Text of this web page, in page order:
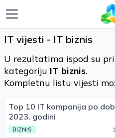
IT vijesti - IT biznis
U rezultatima ispod su
kategoriju IT biznis.
Kompletnu listu vijesti
Top 10 IT kompanija po
2023. godini
BIZNIS